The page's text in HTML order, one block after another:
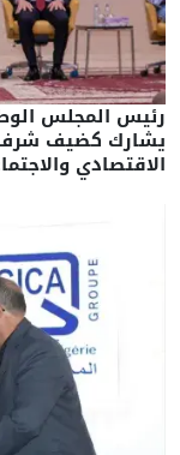
رئيس المجلس
يشارك كضيف شرف
الاقتصادي